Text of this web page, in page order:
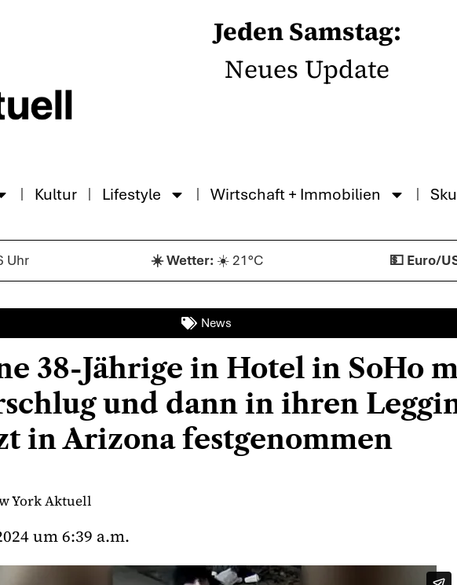
Jeden Samstag:
Neues Update
Kultur Lifestyle Wirtschaft + Immobilien
Uhr ☀️ 21°C
News
38-Jährige in Hotel in SoHo
und dann in ihren
in Arizona festgenommen
York Aktuell
um6:39 a.m.